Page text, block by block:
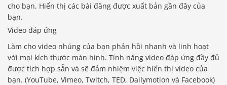
cho bạn. Hiển thị các bài đăng được xuất bản gần đây của
bạn.
Video đáp ứng
Làm cho video nhúng của bạn phản hồi nhanh và linh hoạt
với mọi kích thước màn hình. Tính năng video đáp ứng đầy đủ
được tích hợp sẵn và sẽ đảm nhiệm việc hiển thị video của
bạn. (YouTube, Vimeo, Twitch, TED, Dailymotion và Facebook)